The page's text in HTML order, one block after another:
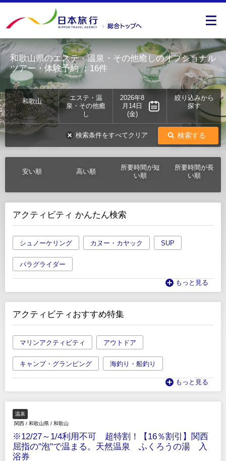
和歌山県のエステ・温泉・その他癒しのオプショナル
ツアー・体験予約：16件
和歌山
エステ・温
泉・その他癒
し
2026年8
月14日
(金)
絞り込みから
探す
検索する
検索条件をすべてクリア
安い順 高い順
所要時間が短
い順
所要時間が長
い順
アクティビティ かんたん検索
シュノーケリング カヌー・カヤック SUP
パラグライダー
もっと見る
アクティビティおすすめ特集
マリンアクティビティ アウトドア
キャンプ・グランピング 海釣り・船釣り
もっと見る
温泉
関西 / 和歌山県 / 和歌山
※12/27～1/4利用不可 超特割！【16％割引】関西
屈指の"泡"で温まる。天然温泉 ふくろうの湯 入
浴券